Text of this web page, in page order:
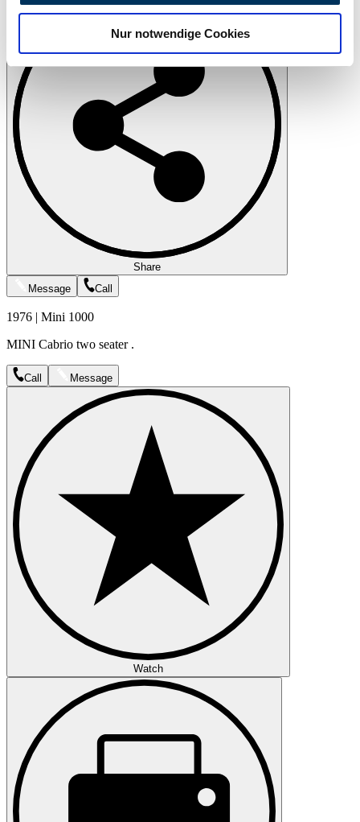
analysieren. Außerdem geben wir Informationen zu Ihrer
Verwendung unserer Website an unsere Partner für
soziale Medien, Werbung und Analysen weiter. Unsere
Partner führen diese Informationen möglicherweise mit
weiteren Daten zusammen, die Sie ihnen bereitgestellt
haben oder die sie im Rahmen Ihrer Nutzung der Dienste
gesammelt haben.
Nur notwendige Cookies
Share
Message
Call
1976 | Mini 1000
MINI Cabrio two seater .
Call Message
Watch